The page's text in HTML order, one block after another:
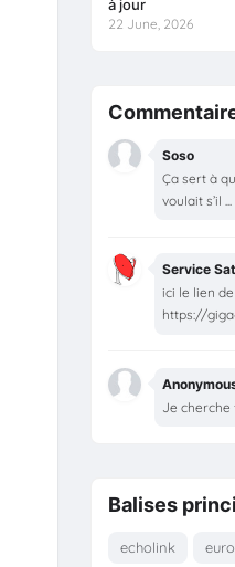
à jour
22 June, 2026
Soso
Ça sert à
voulait s’il ...
Service Sat
ici le lien
https://
Je cherche
Balises
echolink